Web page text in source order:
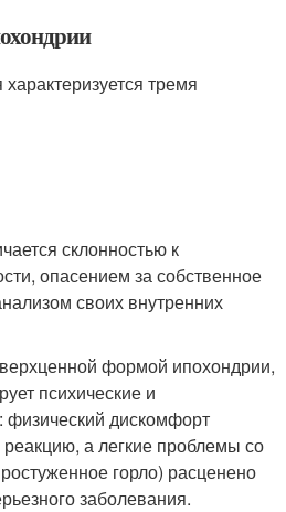
тремя
склонностью к
опасением за собственное
своих внутренних
формой ипохондрии,
психические и
физический дискомфорт
а легкие проблемы со
горло) расценено
заболевания.